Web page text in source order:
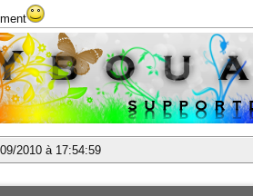
2010 à 17:54:59